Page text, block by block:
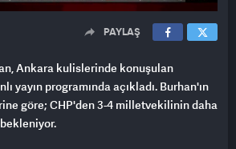
PAYLAŞ
Ankara kulislerinde konuşulan
yayın programında açıkladı. Burhan'ın
göre; CHP'den 3-4 milletvekilinin daha